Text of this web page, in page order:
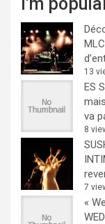
13
ES
va
8
7
«